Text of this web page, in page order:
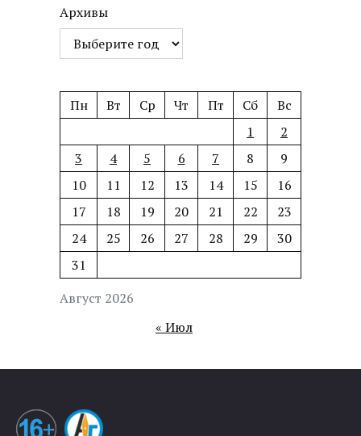
Архивы
Август 2026
Пн Вт Ср Чт Пт Сб
Вс
1
2
3
4 5 6 7 8
9
10
11 12 13 14 15
16
17
18 19 20 21 22
23
24
25 26 27 28 29
30
31
« Июл